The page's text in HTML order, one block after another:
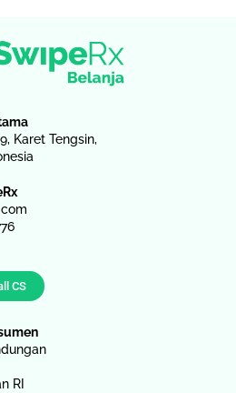
Karet Tengsin,
CS
RI